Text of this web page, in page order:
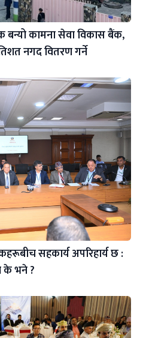
बन्यो कामना सेवा विकास बैंक,
नगद वितरण गर्ने
सहकार्य अपरिहार्य छ :
के भने ?